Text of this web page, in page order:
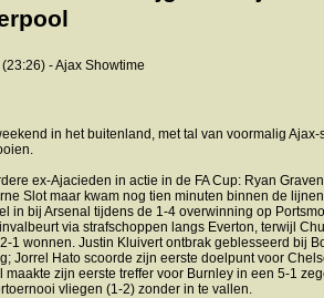
- Ajax Showtime
in het buitenland, met tal van voormalig
ex-Ajacieden in actie in de FA Cup: Ryan
Slot maar kwam nog tien minuten binnen de
in bij Arsenal tijdens de 1-4 overwinning op
via strafschoppen langs Everton, terwijl
1 wonnen. Justin Kluivert ontbrak geblesseerd bij
Jorrel Hato scoorde zijn eerste doelpunt voor
zijn eerste treffer voor Burnley in een 5-1
vliegen (1-2) zonder in te vallen.